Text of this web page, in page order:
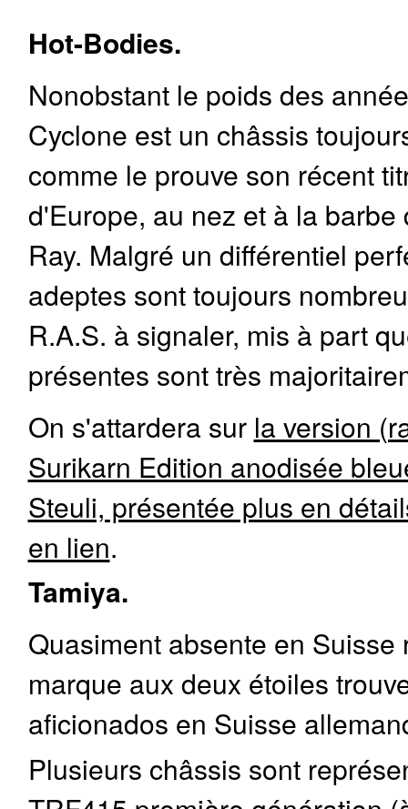
Hot-Bodies.
Nonobstant le poids des
Cyclone est un châssis
comme le prouve son récent
d'Europe, au nez et à la barbe
Ray. Malgré un différentiel
adeptes sont toujours
R.A.S. à signaler, mis à part
présentes sont très
On s'attardera sur la version
Surikarn Edition anodisée
Steuli, présentée plus en
en lien.
Tamiya.
Quasiment absente en Suisse
marque aux deux étoiles
aficionados en Suisse
Plusieurs châssis sont